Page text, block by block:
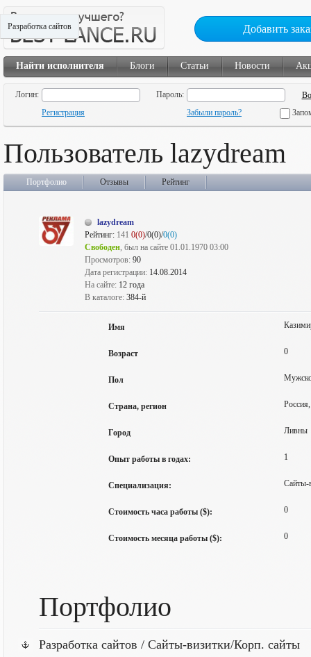
Добавить
Найти исполнителя Блоги Статьи Новости
Логин:
Пароль:
Регистрация
Забыли пароль?
Пользователь lazydream
Портфолио Отзывы Рейтинг
lazydream
Рейтинг: 141 0(0)/0(0)/0(0)
Свободен, был на сайте 01.01.1970 03:00
Просмотров: 90
Дата регистрации: 14.08.2014
На сайте: 12 года
В каталоге: 384-й
Разработка сайтов
Имя
Возраст 0
Пол
Страна, регион
Город Ливны
Опыт работы в годах: 1
Специализация: Сайты-
Стоимость часа работы ($): 0
Стоимость месяца работы ($): 0
Портфолио
Разработка сайтов / Сайты-визитки/Корп. сайты